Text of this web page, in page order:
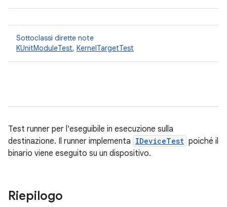
Sottoclassi dirette note
KUnitModuleTest, KernelTargetTest
Test runner per l'eseguibile in esecuzione sulla
destinazione. Il runner implementa IDeviceTest poiché il
binario viene eseguito su un dispositivo.
Riepilogo